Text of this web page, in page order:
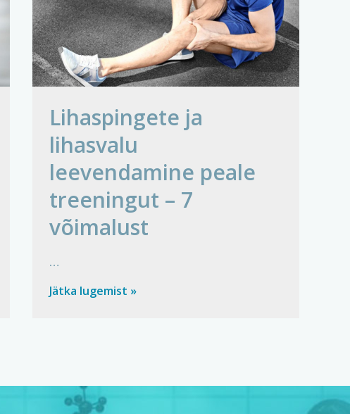
Lihaspingete ja
lihasvalu
leevendamine peale
treeningut – 7
võimalust
…
Lihaspingete
treeningut
Jätka lugemist »